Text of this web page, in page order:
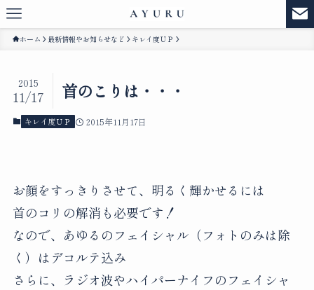
ホーム 最新情報やお知らせなど キレイ度ＵＰ
首のこりは・・・
2015
11/17
キレイ度ＵＰ 2015年11月17日
お顔をすっきりさせて、明るく輝かせるには
首のコリの解消も必要です！
なので、あゆるのフェイシャル（フォトのみは除
く）はデコルテ込み
さらに、ラジオ波やハイパーナイフのフェイシャ